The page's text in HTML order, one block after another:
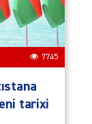
7745
tarixi